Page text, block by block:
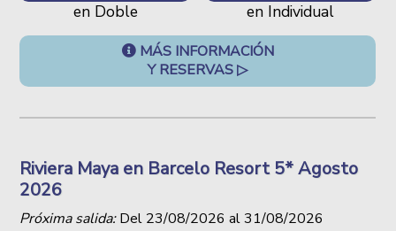
en Doble en Individual
MÁS INFORMACIÓN
Y RESERVAS ▷
Riviera Maya en Barcelo Resort 5* Agosto
2026
Próxima salida:Del 23/08/2026 al31/08/2026